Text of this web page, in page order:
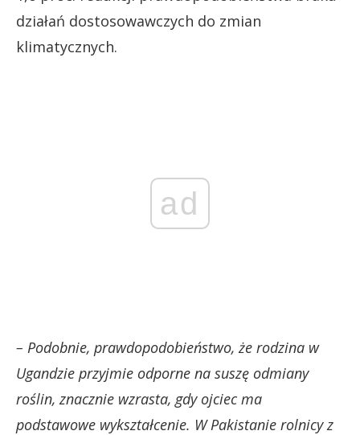
działań dostosowawczych do zmian
klimatycznych.
ad
– Podobnie, prawdopodobieństwo, że rodzina w
Ugandzie przyjmie odporne na suszę odmiany
roślin, znacznie wzrasta, gdy ojciec ma
podstawowe wykształcenie. W Pakistanie rolnicy z